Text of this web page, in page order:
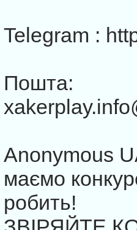
Telegram :
Пошта:
Anonymous
маємо
робить!